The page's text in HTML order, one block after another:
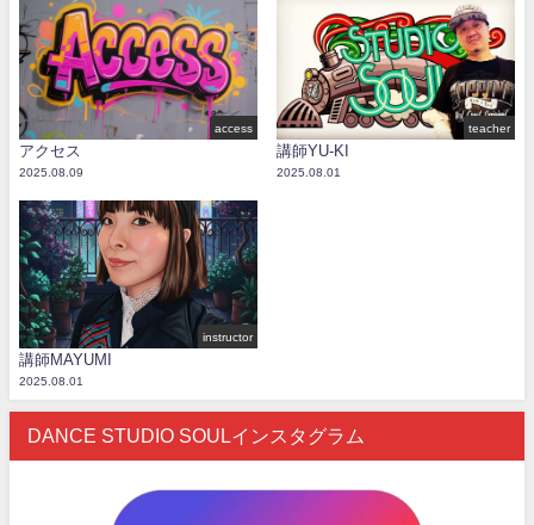
access
アクセス
2025.08.09
teacher
講師YU-KI
2025.08.01
instructor
講師MAYUMI
2025.08.01
DANCE STUDIO SOULインスタグラム